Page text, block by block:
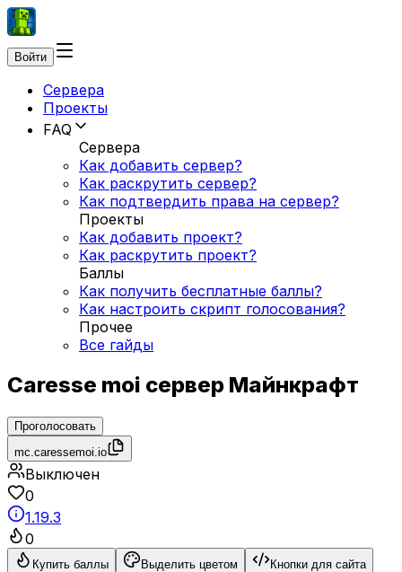
Войти
Сервера
Проекты
FAQ
Сервера
Как добавить сервер?
Как раскрутить сервер?
Как подтвердить права на сервер?
Проекты
Как добавить проект?
Как раскрутить проект?
Баллы
Как получить бесплатные баллы?
Как настроить скрипт голосования?
Прочее
Все гайды
Caresse moi сервер Майнкрафт
Проголосовать
mc.caressemoi.io
Выключен
0
1.19.3
0
Купить баллы Выделить цветом Кнопки для сайта